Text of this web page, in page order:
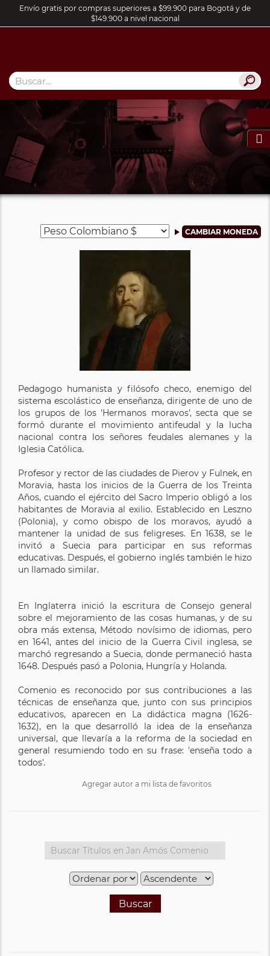
Envío gratis por compras superiores a $99.900 para Bogotá y de
$149.900 a nivel nacional

Pedagogo humanista y filósofo checo, enemigo del
sistema escolástico de enseñanza, dirigente de uno de
los grupos de los 'Hermanos moravos', secta que se
formó durante el movimiento antifeudal y la lucha
nacional contra los señores feudales alemanes y la
Iglesia Católica.
Profesor y rector de las ciudades de Pierov y Fulnek, en
Moravia, hasta los inicios de la Guerra de los Treinta
Años, cuando el ejército del Sacro Imperio obligó a los
habitantes de Moravia al exilio. Establecido en Leszno
(Polonia), y como obispo de los moravos, ayudó a
mantener la unidad de sus feligreses. En 1638, se le
invitó a Suecia para participar en sus reformas
educativas. Después, el gobierno inglés también le hizo
un llamado similar.
En Inglaterra inició la escritura de Consejo general
sobre el mejoramiento de las cosas humanas, y de su
obra más extensa, Método novísimo de idiomas, pero
en 1641, antes del inicio de la Guerra Civil inglesa, se
marchó regresando a Suecia, donde permaneció hasta
1648. Después pasó a Polonia, Hungría y Holanda.
Comenio es reconocido por sus contribuciones a las
técnicas de enseñanza que, junto con sus principios
educativos, aparecen en La didáctica magna (1626-
1632), en la que desarrolló la idea de la enseñanza
universal, que llevaría a la reforma de la sociedad en
general resumiendo todo en su frase: 'enseña todo a
todos'.
Agregar autor a mi lista de favoritos
Buscar